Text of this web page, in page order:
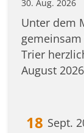
30. Aug. 2026
Unter dem
Trier
August
18 Sept.